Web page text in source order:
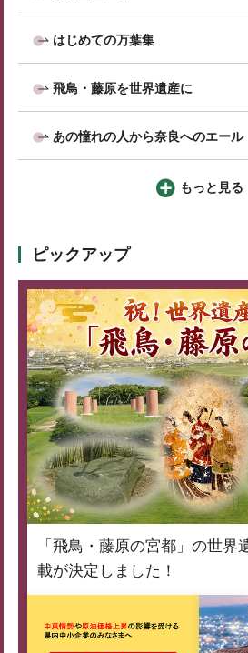
はじめての万葉集
飛鳥・藤原を世界遺産に
あの憧れの人から奈良へのエール
もっと見る
ピックアップ
「飛鳥・藤原の宮都」の世界
載が決定しました！